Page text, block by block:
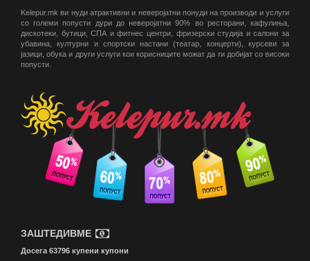
Kelepur.mk ви нуди атрактивни и неверојатни понуди на производи и услуги
со големи попусти дури до неверојатни 90% во ресторани, кафулиња,
дискотеки, бутици, СПА и фитнес центри, фризерски студија и салони за
убавина, културни и спортски настани (театар, концерти), курсеви за
јазици, обука и други услуги кои корисниците можат да ги добијат со високи
попусти.
ЗАШТЕДИВМЕ
Досега 63796 купени купони